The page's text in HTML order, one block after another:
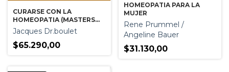
CURARSE CON LA
HOMEOPATIA (MASTERS
BEST)
Jacques Dr.boulet
$65.290,00
HOMEOPATIA PARA LA
MUJER
Rene Prummel /
Angeline Bauer
$31.130,00